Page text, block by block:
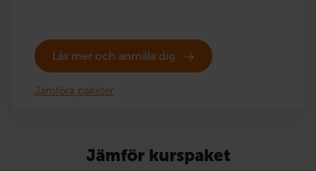
Läs mer och anmäla dig
Jämföra paketer
Jämför kurspaket